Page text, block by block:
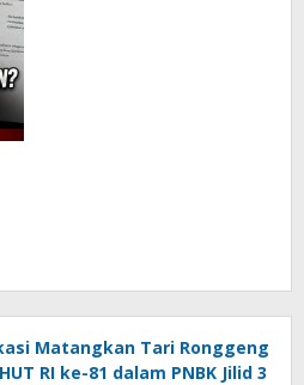
Matangkan Tari Ronggeng
RI ke-81 dalam PNBK Jilid 3